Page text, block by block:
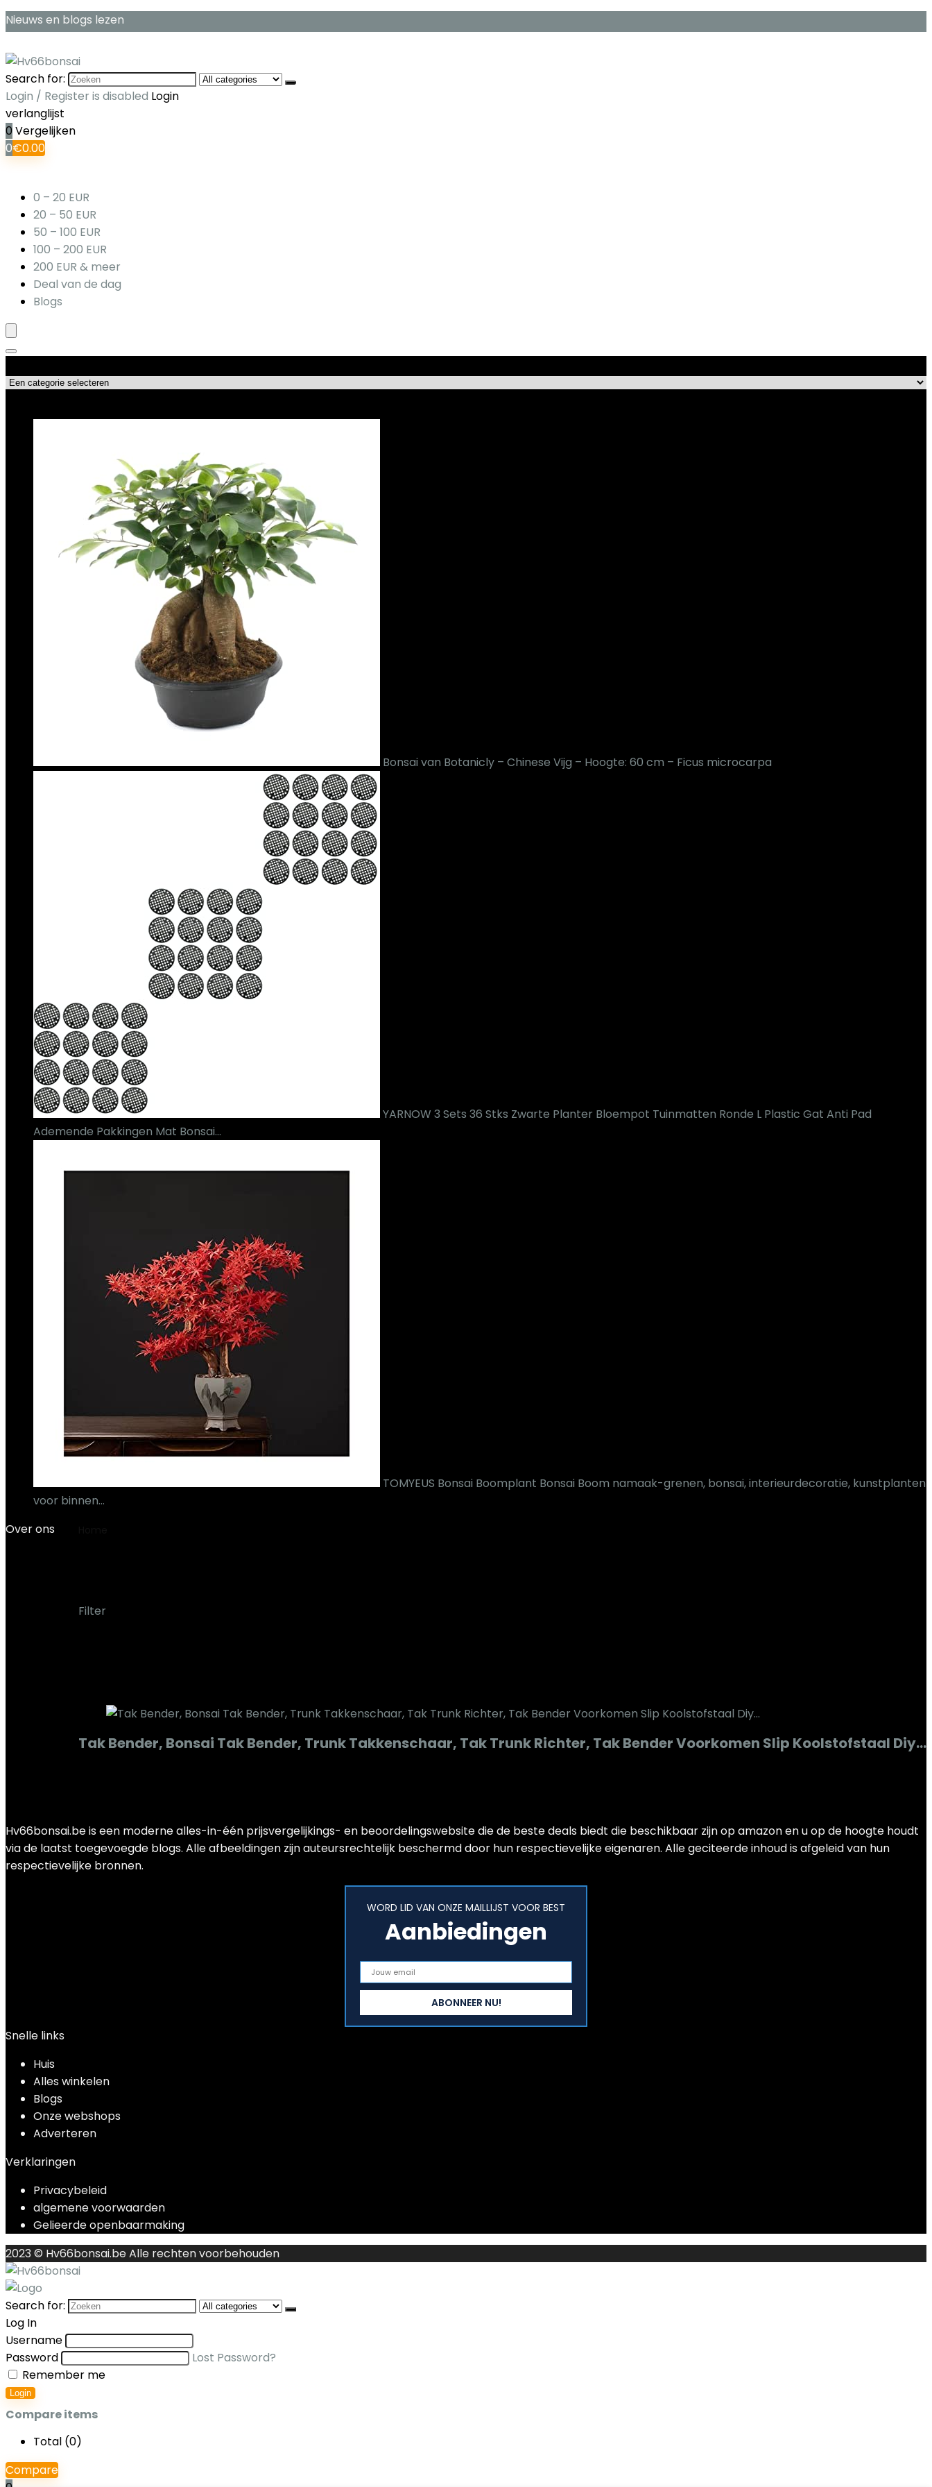
Nieuws en blogs lezen
Search for:
Login / Register is disabled Login
verlanglijst
0 Vergelijken
0€0.00
0 – 20 EUR
20 – 50 EUR
50 – 100 EUR
100 – 200 EUR
200 EUR & meer
Deal van de dag
Blogs
Bonsai van Botanicly – Chinese Vijg – Hoogte: 60 cm – Ficus microcarpa
YARNOW 3 Sets 36 Stks Zwarte Planter Bloempot Tuinmatten Ronde L Plastic Gat Anti Pad
Ademende Pakkingen Mat Bonsai…
TOMYEUS Bonsai Boomplant Bonsai Boom namaak-grenen, bonsai, interieurdecoratie, kunstplanten
voor binnen…
Filter
Tak Bender, Bonsai Tak Bender, Trunk Takkenschaar, Tak Trunk Richter, Tak Bender Voorkomen Slip Koolstofstaal Diy…
Over ons
Hv66bonsai.be is een moderne alles-in-één prijsvergelijkings- en beoordelingswebsite die de beste deals biedt die beschikbaar zijn op amazon en u op de hoogte houdt
via de laatst toegevoegde blogs. Alle afbeeldingen zijn auteursrechtelijk beschermd door hun respectievelijke eigenaren. Alle geciteerde inhoud is afgeleid van hun
respectievelijke bronnen.
WORD LID VAN ONZE MAILLIJST VOOR BEST
Aanbiedingen
Snelle links
Huis
Alles winkelen
Blogs
Onze webshops
Adverteren
Verklaringen
Privacybeleid
algemene voorwaarden
Gelieerde openbaarmaking
2023 © Hv66bonsai.be Alle rechten voorbehouden
Search for:
Log In
Username
Password
Lost Password?
Remember me
Login
Compare items
Total (0)
Compare